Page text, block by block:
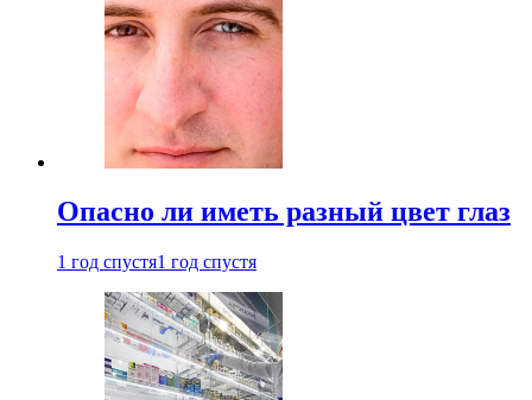
Опасно ли иметь разный цвет глаз
1 год спустя1 год спустя